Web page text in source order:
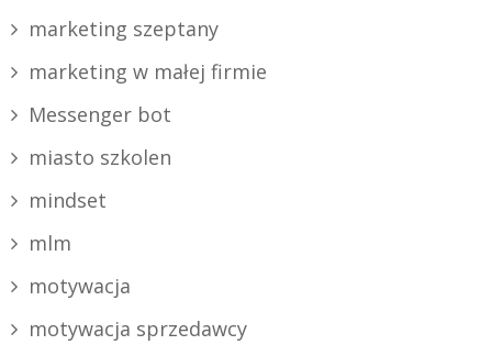
marketing szeptany
marketing w małej firmie
Messenger bot
miasto szkolen
mindset
mlm
motywacja
motywacja sprzedawcy